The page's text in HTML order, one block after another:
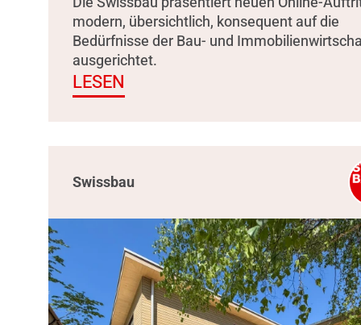
modern, übersichtlich, konsequent auf die
Bedürfnisse der Bau- und
ausgerichtet.
LESEN
Swissbau